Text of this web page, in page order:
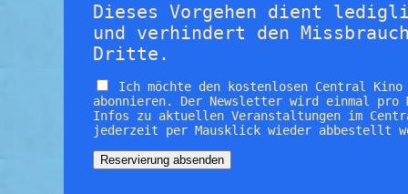
Dieses Vorgehen dient
und verhindert den
Dritte.
Ich möchte den kostenlosen Central
abonnieren. Der Newsletter wird einmal pro
Infos zu aktuellen Veranstaltungen im
jederzeit per Mausklick wieder abbestellt